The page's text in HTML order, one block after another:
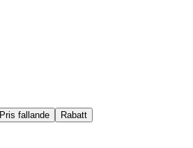
Pris fallande Rabatt